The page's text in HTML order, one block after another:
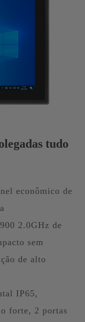
tudo
econômico de
2.0GHz de
sem
de alto
IP65,
forte, 2 portas